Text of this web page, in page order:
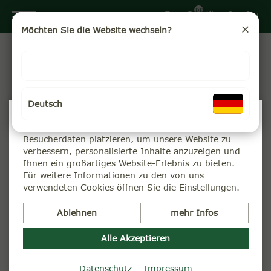
Möchten Sie die Website wechseln?
Deutsch
DE
stammenden Handelsstrukturen nicht länger akzeptieren
wollten.
Standards durchsetzen.
Weil wir uns für fairen Handel und soziale
Arbeitsbedingungen in den Teeplantagen stark machen.
Mit der Teekampagne zeigen wir, dass erstklassige,
nachhaltig angebaute und fair gehandelte Tees aus
Indien zu unerreicht günstigen Preisen angeboten
werden können.
Wie uns das gelingt?
Wir importieren direkt von der Teeplantage. Die Kosten
des Zwischenhandels entfallen.
Besucherdaten platzieren, um unsere Website zu
verbessern, personalisierte Inhalte anzuzeigen und
Ihnen ein großartiges Website-Erlebnis zu bieten.
Für weitere Informationen zu den von uns
verwendeten Cookies öffnen Sie die Einstellungen.
Ablehnen mehr Infos
Alle Akzeptieren
Datenschutz Impressum